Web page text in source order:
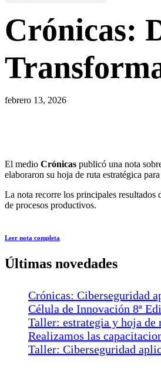
Crónicas:
febrero 13, 2026
El medio Crónicas publicó una nota
elaboraron su hoja de ruta estratégica
La nota recorre los principales resultados
de procesos productivos.
Leer nota completa
Últimas novedades
Crónicas: Ciberseguridad
Célula de Innovación 8ª
Taller: estrategia y hoja de
Realizamos las
Taller: Ciberseguridad